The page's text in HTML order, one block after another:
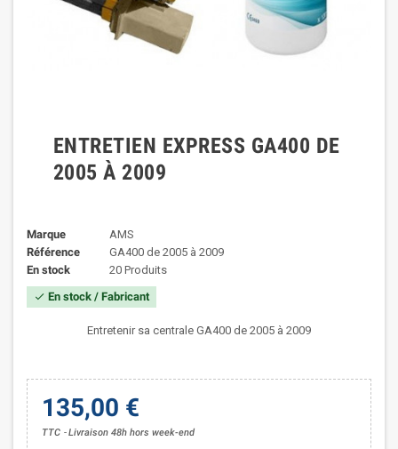
ENTRETIEN EXPRESS GA400 DE
2005 À 2009
Marque
AMS
Référence
GA400 de 2005 à 2009
En stock
20 Produits
check En stock / Fabricant
Entretenir sa centrale GA400 de 2005 à 2009
135,00 €
TTC Livraison 48h hors week-end